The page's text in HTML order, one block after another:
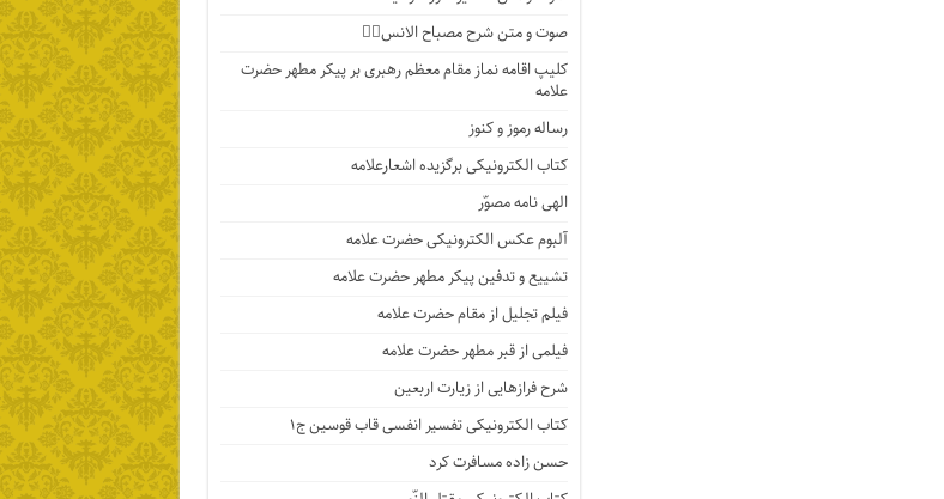
صوت و متن شرح مصباح الانس۸⃣
کلیپ اقامه نماز مقام معظم رهبری بر پیکر مطهر حضرت
علامه
رساله رموز و کنوز
کتاب الکترونیکی برگزیده اشعارعلامه
الهی نامه مصوّر
آلبوم عکس الکترونیکی حضرت علامه
تشییع و تدفین پیکر مطهر حضرت علامه
فیلم تجلیل از مقام حضرت علامه
فیلمی از قبر مطهر حضرت علامه
شرح فرازهایی از زیارت اربعین
کتاب الکترونیکی تفسیر انفسی قاب قوسین ج۱
حسن زاده مسافرت کرد